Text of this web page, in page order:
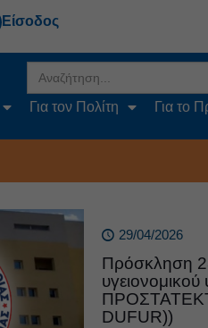
Είσοδος
for:
Για τον Πολίτη Για το
29/04/2026
Πρόσκληση
DUFUR))